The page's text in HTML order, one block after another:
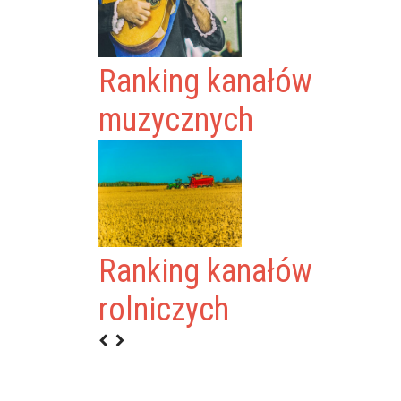
Ranking kanałów
muzycznych
Ranking kanałów
rolniczych